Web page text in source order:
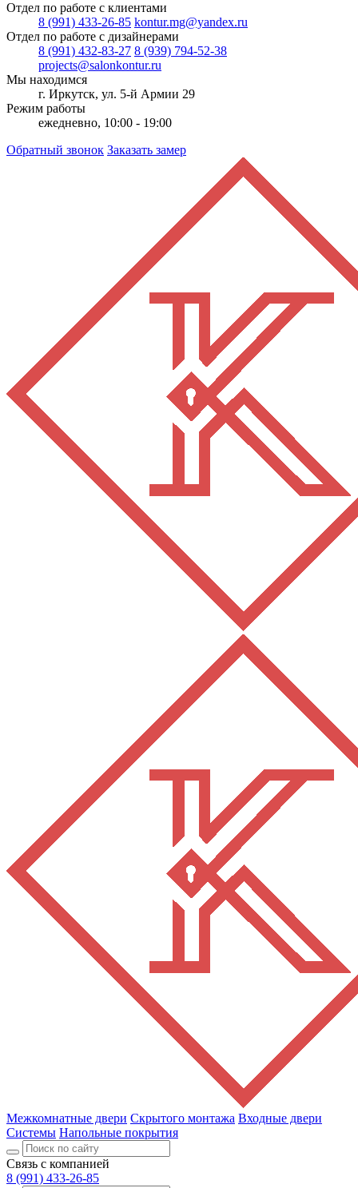
Отдел по работе с клиентами
8 (991) 433-26-85 kontur.mg@yandex.ru
Отдел по работе с дизайнерами
8 (991) 432-83-27 8 (939) 794-52-38
projects@salonkontur.ru
Мы находимся
г. Иркутск, ул. 5-й Армии 29
Режим работы
ежедневно, 10:00 - 19:00
Обратный звонок Заказать замер
Межкомнатные двери Скрытого монтажа Входные двери
Системы Напольные покрытия
Связь с компанией
8 (991) 433-26-85